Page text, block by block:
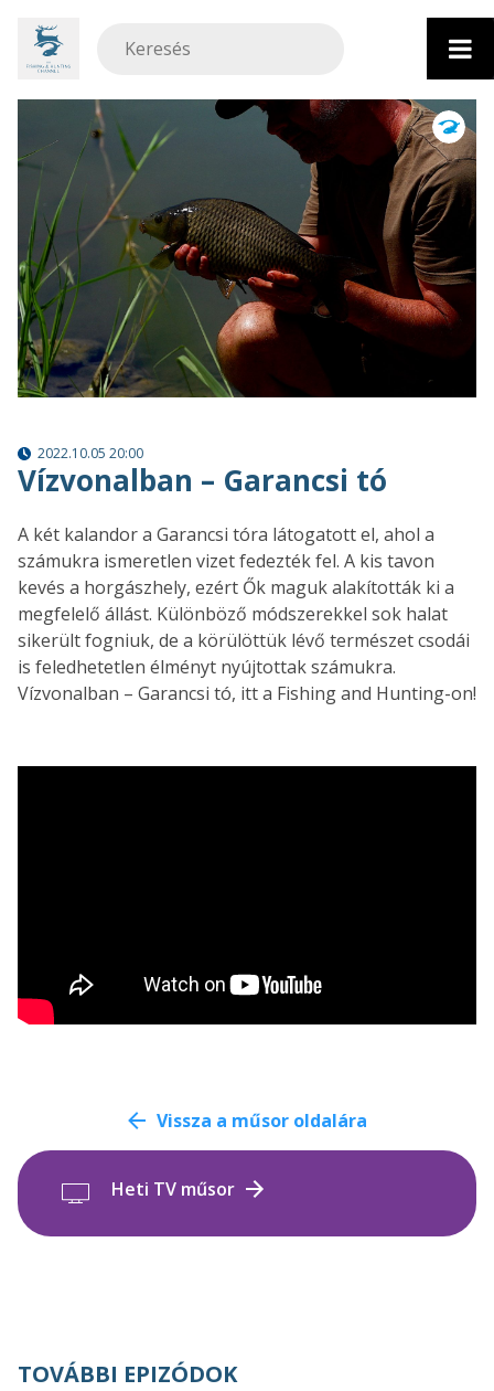
tartalomhoz
2022.10.05 20:00
Vízvonalban – Garancsi tó
A két kalandor a Garancsi tóra látogatott el, ahol a
számukra ismeretlen vizet fedezték fel. A kis tavon
kevés a horgászhely, ezért Ők maguk alakították ki a
megfelelő állást. Különböző módszerekkel sok halat
sikerült fogniuk, de a körülöttük lévő természet csodái
is feledhetetlen élményt nyújtottak számukra.
Vízvonalban – Garancsi tó, itt a Fishing and Hunting-on!
Vissza a műsor oldalára
Heti TV műsor
TOVÁBBI EPIZÓDOK